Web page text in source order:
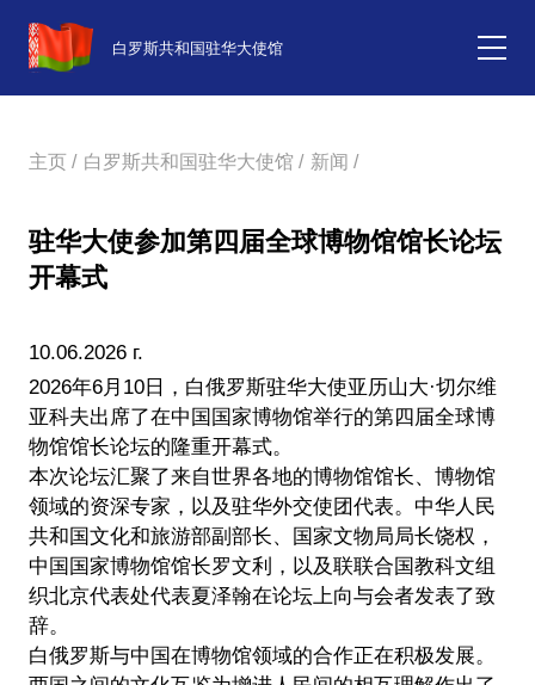
白罗斯共和国驻华大使馆
主页 / 白罗斯共和国驻华大使馆 / 新闻 /
驻华大使参加第四届全球博物馆馆长论坛
开幕式
10.06.2026 г.
2026年6月10日，白俄罗斯驻华大使亚历山大·切尔维
亚科夫出席了在中国国家博物馆举行的第四届全球博
物馆馆长论坛的隆重开幕式。
本次论坛汇聚了来自世界各地的博物馆馆长、博物馆
领域的资深专家，以及驻华外交使团代表。中华人民
共和国文化和旅游部副部长、国家文物局局长饶权，
中国国家博物馆馆长罗文利，以及联联合国教科文组
织北京代表处代表夏泽翰在论坛上向与会者发表了致
辞。
白俄罗斯与中国在博物馆领域的合作正在积极发展。